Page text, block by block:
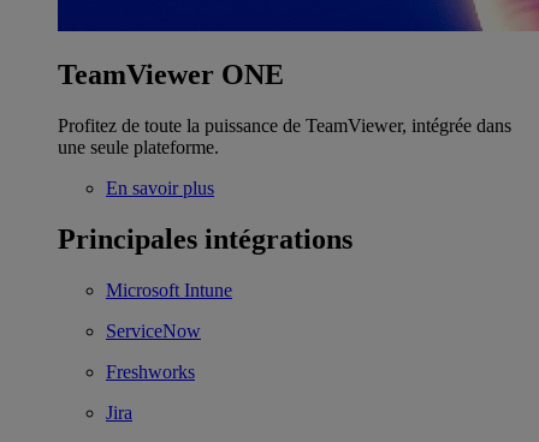
TeamViewer ONE
Profitez de toute la puissance de TeamViewer, intégrée dans
une seule plateforme.
En savoir plus
Principales intégrations
Microsoft Intune
ServiceNow
Freshworks
Jira